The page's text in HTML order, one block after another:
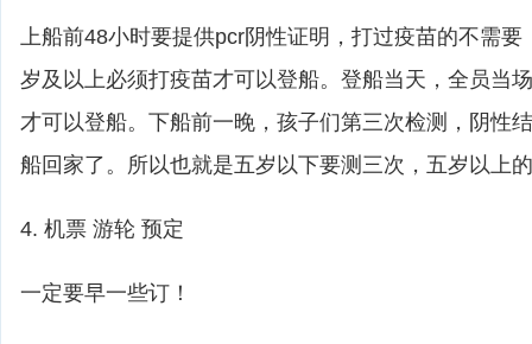
上船前48小时要提供pcr阴性证明，打过疫苗的不需要
岁及以上必须打疫苗才可以登船。登船当天，全员当
才可以登船。下船前一晚，孩子们第三次检测，阴性
船回家了。所以也就是五岁以下要测三次，五岁以上
4. 机票 游轮 预定
一定要早一些订！